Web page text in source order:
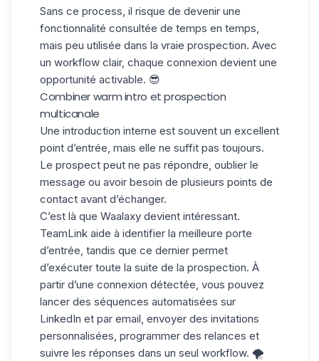
Sans ce process, il risque de devenir une
fonctionnalité consultée de temps en temps,
mais peu utilisée dans la vraie prospection. Avec
un workflow clair, chaque connexion devient une
opportunité activable. 😎
Combiner warm intro et prospection
multicanale
Une introduction interne est souvent un excellent
point d’entrée, mais elle ne suffit pas toujours.
Le prospect peut ne pas répondre, oublier le
message ou avoir besoin de plusieurs points de
contact avant d’échanger.
C’est là que Waalaxy devient intéressant.
TeamLink aide à identifier la meilleure porte
d’entrée, tandis que ce dernier permet
d’exécuter toute la suite de la prospection. À
partir d’une connexion détectée, vous pouvez
lancer des séquences automatisées sur
LinkedIn et par email, envoyer des invitations
personnalisées, programmer des relances et
suivre les réponses dans un seul workflow. 🌪️